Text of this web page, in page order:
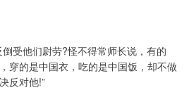
受他们尉劳?怪不得常师长说，有的
穿的是中国衣，吃的是中国饭，却不做
反对他!”